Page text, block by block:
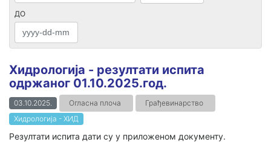
ДО
Хидрологија - резултати испита
одржаног 01.10.2025.год.
03.10.2025. Огласна плоча
Грађевинарство
Хидрологија - ХИД
Резултати испита дати су у приложеном документу.